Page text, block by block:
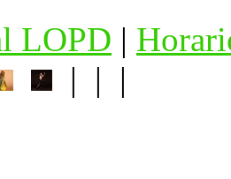
LOPD |
| | |